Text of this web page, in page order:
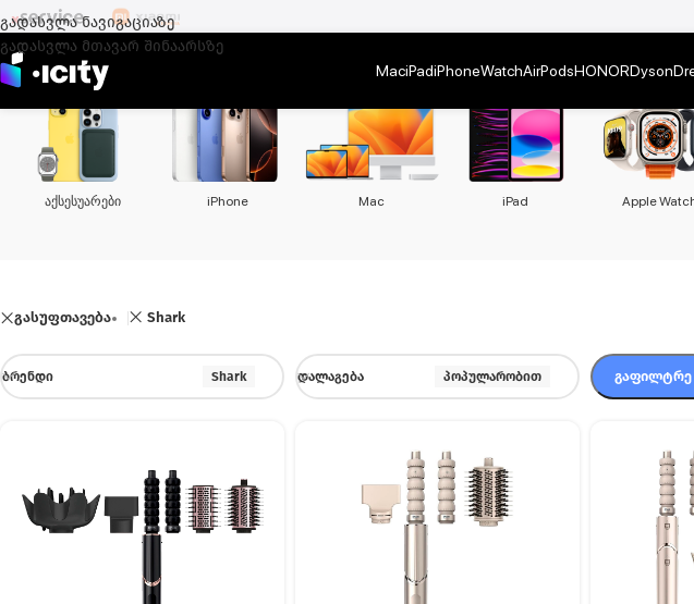
გადასვლა ნავიგაციაზე
გადასვლა მთავარ შინაარსზე
MaciPadiPhoneWatchAirPodsHONORDyson
აქსესუარები iPhone Mac iPad Apple
გასუფთავება Shark
ᲑᲠᲔᲜᲓᲘ Shark ᲓᲐᲚᲐᲒᲔᲑᲐ პოპულარობით ᲒᲐᲤᲘᲚᲢᲠᲔ